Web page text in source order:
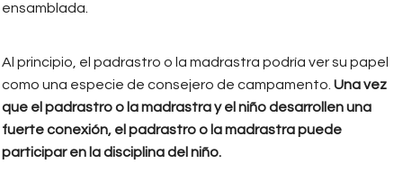
ensamblada.
Al principio, el padrastro o la madrastra podría ver su papel
como una especie de consejero de campamento. Una vez
que el padrastro o la madrastra y el niño desarrollen una
fuerte conexión, el padrastro o la madrastra puede
participar en la disciplina del niño.